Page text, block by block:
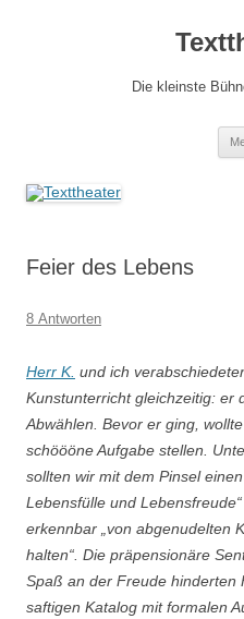
Die kleinste
Feier des Lebens
8 Antworten
Herr K. und ich
Kunstunterricht gleichzeitig: er
Abwählen. Bevor er ging,
schöööne Aufgabe stellen.
sollten wir mit dem Pinsel
Lebensfülle und
erkennbar „von abgenudelten
halten“. Die präpensionäre
Spaß an der Freude hinderten
saftigen Katalog mit formalen